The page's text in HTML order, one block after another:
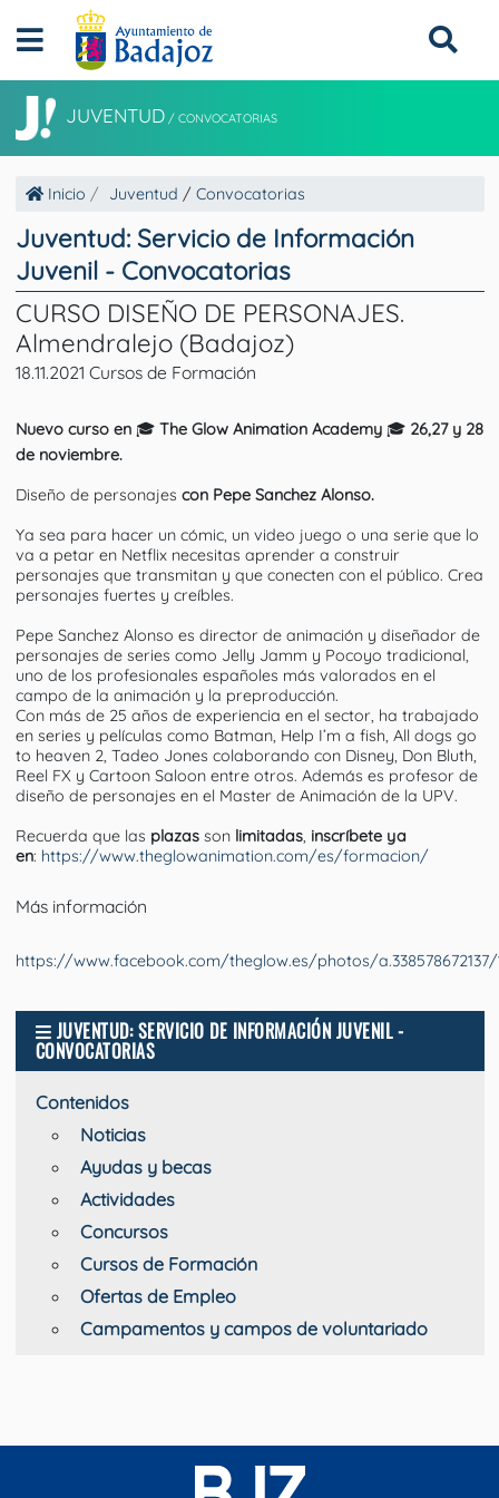
JUVENTUD / CONVOCATORIAS
Inicio Juventud / Convocatorias
Juventud: Servicio de Información
Juvenil - Convocatorias
CURSO DISEÑO DE PERSONAJES.
Almendralejo (Badajoz)
18.11.2021 Cursos de Formación
Nuevo curso en 🎓The Glow Animation Academy 🎓 26,27 y 28
de noviembre.
Diseño de personajes con Pepe Sanchez Alonso.
Ya sea para hacer un cómic, un video juego o una serie que lo
va a petar en Netflix necesitas aprender a construir
personajes que transmitan y que conecten con el público. Crea
personajes fuertes y creíbles.
Pepe Sanchez Alonso es director de animación y diseñador de
personajes de series como Jelly Jamm y Pocoyo tradicional,
uno de los profesionales españoles más valorados en el
campo de la animación y la preproducción.
Con más de 25 años de experiencia en el sector, ha trabajado
en series y películas como Batman, Help I’m a fish, All dogs go
to heaven 2, Tadeo Jones colaborando con Disney, Don Bluth,
Reel FX y Cartoon Saloon entre otros. Además es profesor de
diseño de personajes en el Master de Animación de la UPV.
Recuerda que las plazassonlimitadas, inscríbete ya
en: https://www.theglowanimation.com/es/formacion/
Más información
https://www.facebook.com/theglow.es/photos/a.338578672137/
JUVENTUD: SERVICIO DE INFORMACIÓN JUVENIL -
CONVOCATORIAS
Contenidos
Noticias
Ayudas y becas
Actividades
Concursos
Cursos de Formación
Ofertas de Empleo
Campamentos y campos de voluntariado